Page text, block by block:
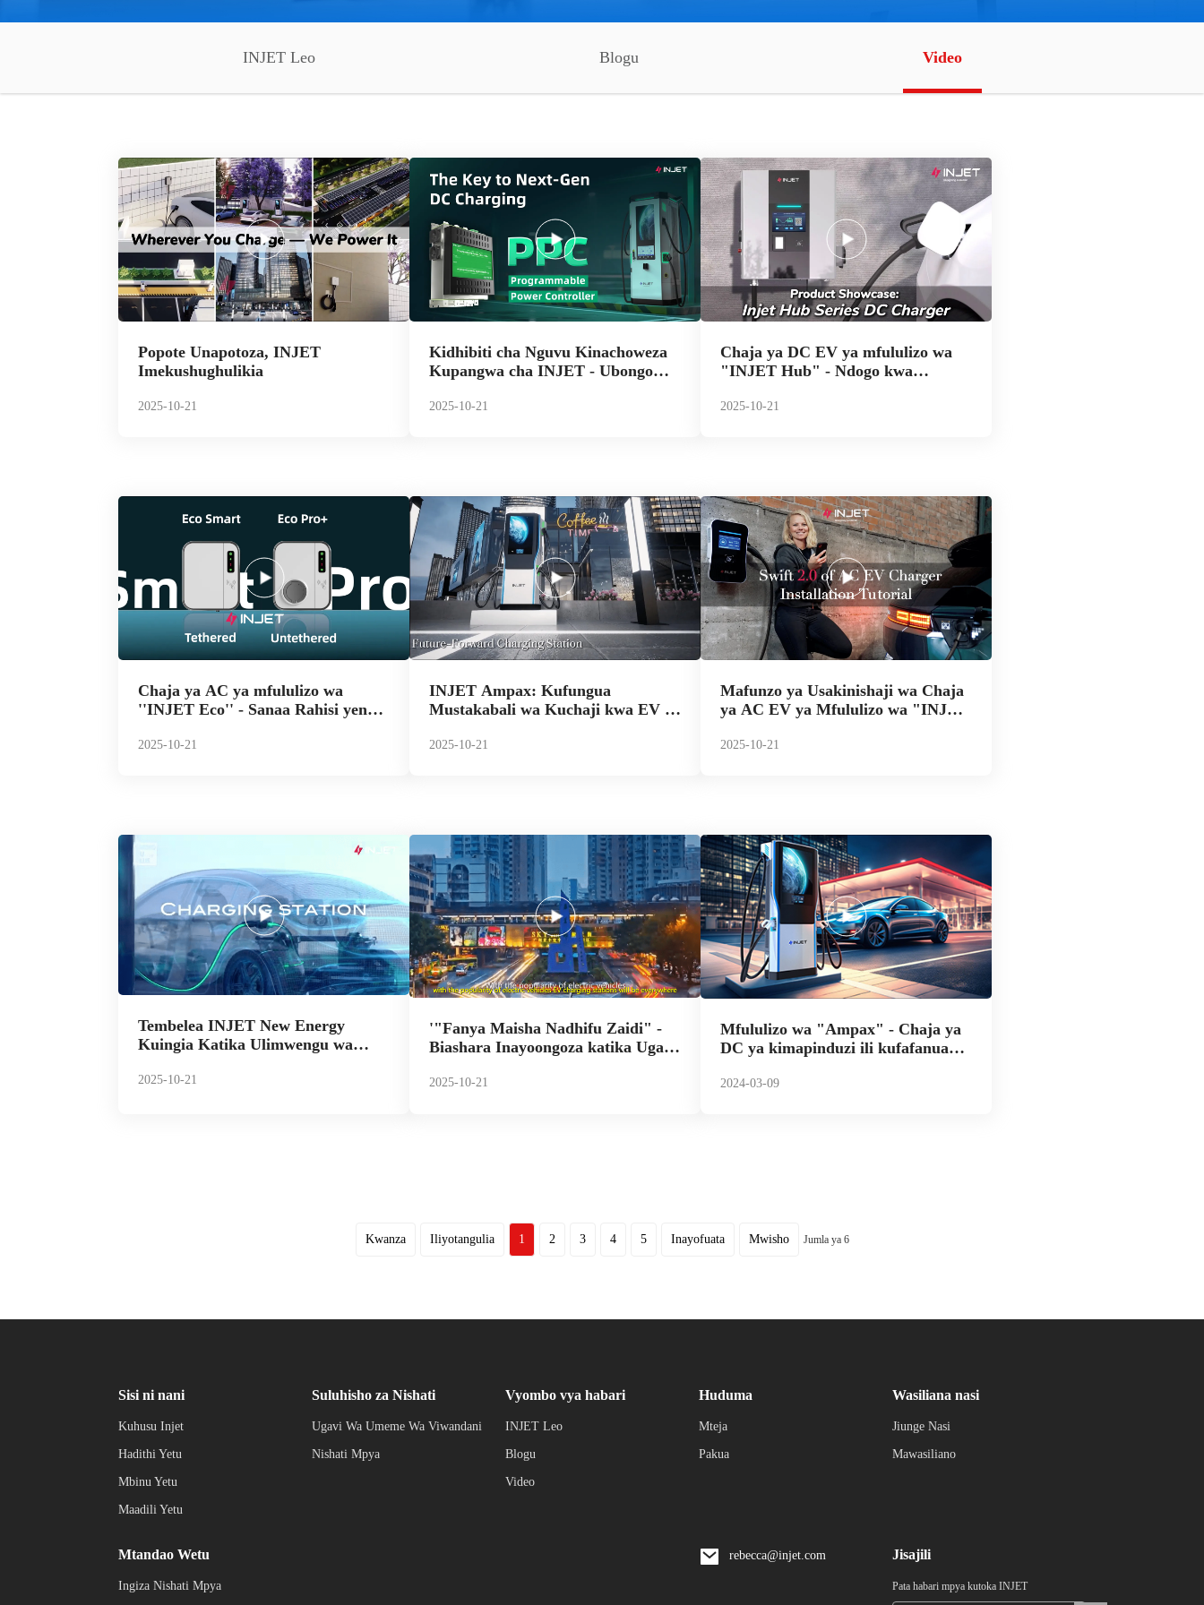
INJET Leo Blogu Video
Popote Unapotoza, INJET
Imekushughulikia
2025-10-21
Kidhibiti cha Nguvu Kinachoweza
Kupangwa cha INJET - Ubongo
Kizazi Kijacho
2025-10-21
Chaja ya DC EV ya mfululizo wa
"INJET Hub" - Ndogo kwa
2025-10-21
Chaja ya AC ya mfululizo wa
''INJET Eco'' - Sanaa Rahisi yenye
kwa ajili ya 𝐭𝐡𝐞 𝐔𝐊
2025-10-21
INJET Ampax: Kufungua
Mustakabali wa Kuchaji kwa EV -
2025-10-21
Mafunzo ya Usakinishaji wa Chaja
ya AC EV ya Mfululizo wa "INJET
2025-10-21
Tembelea INJET New Energy
Kuingia Katika Ulimwengu wa
@ChengduPlus
2025-10-21
'"Fanya Maisha Nadhifu Zaidi" -
Biashara Inayoongoza katika Ugavi
Magari ya Kielektroniki nchini
2025-10-21
Mfululizo wa "Ampax" - Chaja ya
DC ya kimapinduzi ili kufafanua
2024-03-09
Kwanza Iliyotangulia 1 2 3 4 5 Inayofuata Mwisho Jumla ya 6
Sisi ni nani
Kuhusu Injet
Hadithi Yetu
Mbinu Yetu
Maadili Yetu
Suluhisho za Nishati
Ugavi Wa Umeme Wa Viwandani
Nishati Mpya
Vyombo vya habari
INJET Leo
Blogu
Video
Huduma
Mteja
Pakua
Wasiliana nasi
Jiunge Nasi
Mawasiliano
Mtandao Wetu
Ingiza Nishati Mpya
rebecca@injet.com Jisajili
Pata habari mpya kutoka INJET